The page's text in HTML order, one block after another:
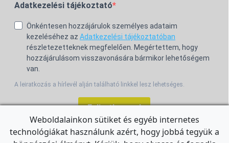
Adatkezelési tájékoztató
Önkéntesen hozzájárulok személyes adataim
kezeléséhez az Adatkezelési tájékoztatóban
részletezetteknek megfelelően. Megértettem, hogy
hozzájárulásom visszavonására bármikor lehetőségem
van.
A leiratkozás a hírlevél alján található linkkel lesz lehetséges.
Feliratkozom!
Weboldalainkon sütiket és egyéb internetes
technológiákat használunk azért, hogy jobbá tegyük a